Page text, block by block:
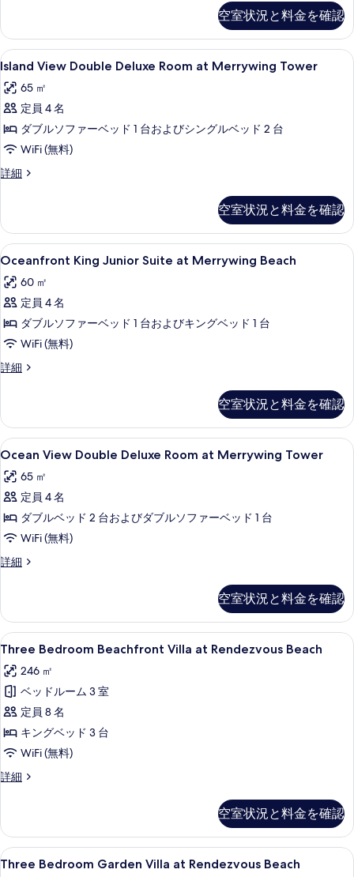
す
る
す
べ
て
の
写
真
を
表
る
Room
at
Merrywing
の
詳
空室状況と料金を確認
Island
View
Double
Deluxe
Room
at
Merrywing
Tower
す
べ
て
の
写
真
を
表
る
Island View Double Deluxe Room at
7
Island View Double Deluxe Room at Merrywing Tower
65 ㎡
定員 4 名
ダブルソファーベッド 1 台およびシングルベッド 2 台
WiFi (無料)
詳細
Island
Room
at
Merrywing
の
詳
空室状況と料金を確認
Oceanfront
King
Junior
Suite
at
Merrywing
Beach
の
べ
て
の
写
真
を
表
示
高級寝具、ミニバー、セーフティボ
4
Oceanfront King Junior Suite at Merrywing Beach
60 ㎡
定員 4 名
ダブルソファーベッド 1 台およびキングベッド 1 台
WiFi (無料)
詳細
Oceanfront
at
Merrywing
Beach
詳
細
空室状況と料金を確認
Ocean
View
Double
Deluxe
Room
at
Merrywing
Tower
す
べ
て
の
写
真
を
表
示
Ocean View Double Deluxe Room
7
Ocean View Double Deluxe Room at Merrywing Tower
65 ㎡
定員 4 名
ダブルベッド 2 台およびダブルソファーベッド 1 台
WiFi (無料)
詳細
Ocean
Room
at
Merrywing
の
詳
空室状況と料金を確認
Three
Bedroom
Beachfront
Villa
at
Rendezvous
Beach
の
す
て
の
写
Three Bedroom Beachfront Villa at
6
Three Bedroom Beachfront Villa at Rendezvous Beach
246 ㎡
ベッドルーム 3 室
定員 8 名
キングベッド 3 台
WiFi (無料)
詳細
Three
at
Rendezvous
Beach
空室状況と料金を確認
Three
Bedroom
高級寝具、ミニバー、セーフティボ
4
Three Bedroom Garden Villa at Rendezvous Beach